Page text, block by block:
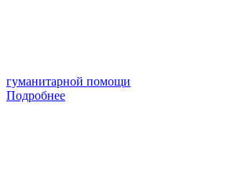
гуманитарной помощи
Подробнее